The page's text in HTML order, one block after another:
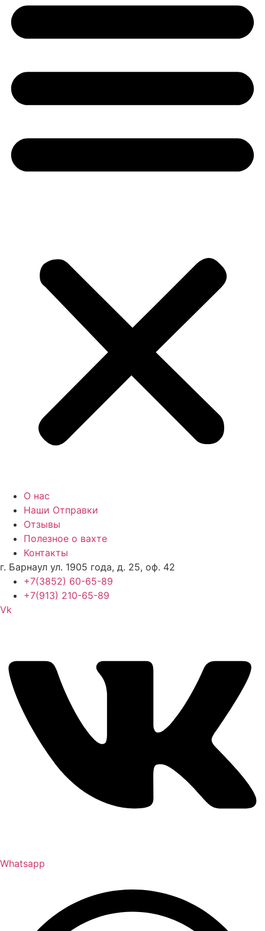
О нас
Наши Отправки
Отзывы
Полезное о вахте
Контакты
г. Барнаул ул. 1905 года, д. 25, оф. 42
+7(3852) 60-65-89
+7(913) 210-65-89
Vk
Whatsapp